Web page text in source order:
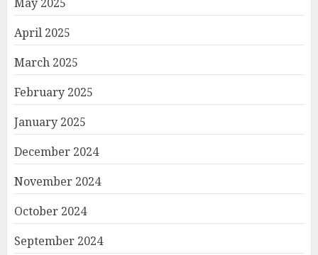
April 2025
March 2025
February 2025
January 2025
December 2024
November 2024
October 2024
September 2024